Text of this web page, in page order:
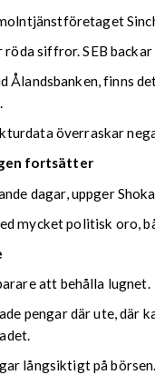
siffror. SEB
Ålandsbanken, finns
överraskar
fortsätter
dagar, uppger
mycket politisk oro,
att behålla lugnet.
pengar där ute, där
långsiktigt på